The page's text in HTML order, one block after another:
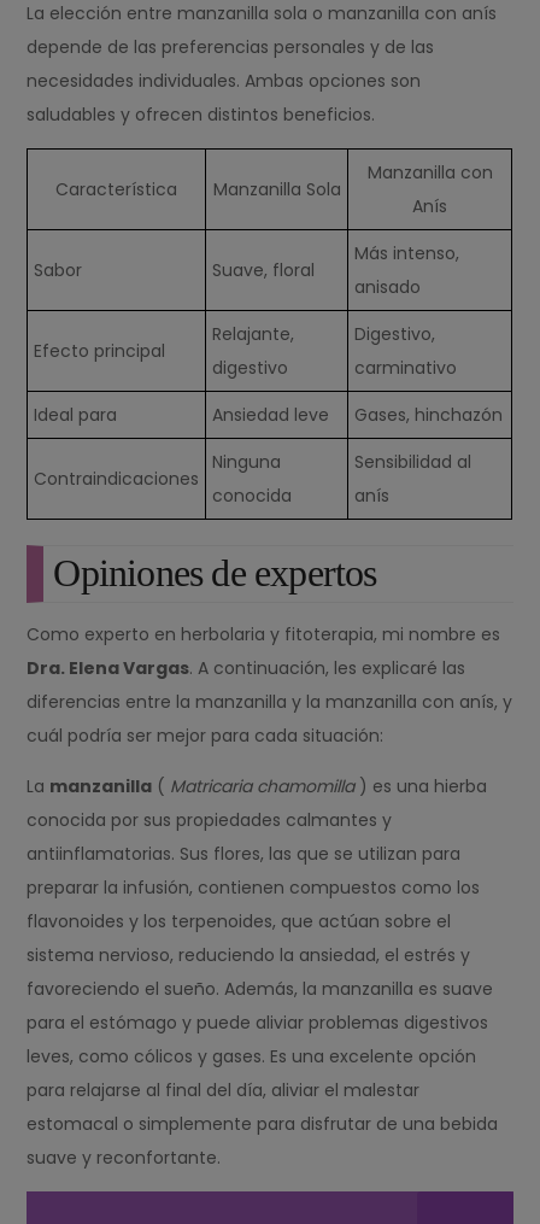
La elección entre manzanilla sola o manzanilla con anís
depende de las preferencias personales y de las
necesidades individuales. Ambas opciones son
saludables y ofrecen distintos beneficios.
Característica Manzanilla Sola
Manzanilla con
Anís
Sabor Suave, floral
Más intenso,
anisado
Efecto principal
Relajante,
digestivo
Digestivo,
carminativo
Ideal para
Ansiedad leve Gases, hinchazón
Contraindicaciones
Ninguna
conocida
Sensibilidad al
anís
Opiniones de expertos
Como experto en herbolaria y fitoterapia, mi nombre es
Dra. Elena Vargas. A continuación, les explicaré las
diferencias entre la manzanilla y la manzanilla con anís, y
cuál podría ser mejor para cada situación:
La manzanilla ( Matricaria chamomilla) es una hierba
conocida por sus propiedades calmantes y
antiinflamatorias. Sus flores, las que se utilizan para
preparar la infusión, contienen compuestos como los
flavonoides y los terpenoides, que actúan sobre el
sistema nervioso, reduciendo la ansiedad, el estrés y
favoreciendo el sueño. Además, la manzanilla es suave
para el estómago y puede aliviar problemas digestivos
leves, como cólicos y gases. Es una excelente opción
para relajarse al final del día, aliviar el malestar
estomacal o simplemente para disfrutar de una bebida
suave y reconfortante.